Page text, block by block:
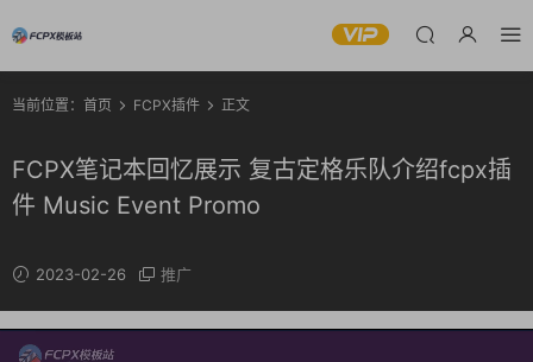
当前位置： 首页 FCPX插件 正文
FCPX笔记本回忆展示 复古定格乐队介绍fcpx插
件 Music Event Promo
2023-02-26 推广